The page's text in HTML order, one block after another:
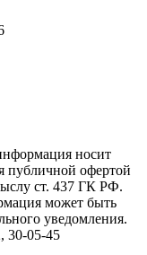
носит
публичной офертой
ст. 437 ГК РФ.
может быть
уведомления.
30-05-45